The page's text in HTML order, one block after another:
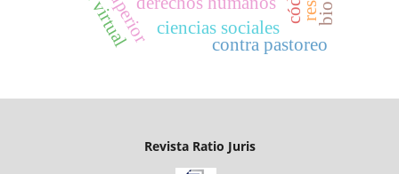
ciencias sociales
contra pastoreo
Revista Ratio Juris